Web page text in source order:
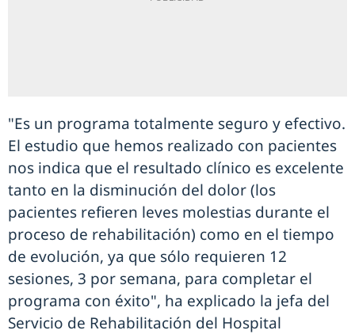
"Es un programa totalmente seguro y efectivo.
El estudio que hemos realizado con pacientes
nos indica que el resultado clínico es excelente
tanto en la disminución del dolor (los
pacientes refieren leves molestias durante el
proceso de rehabilitación) como en el tiempo
de evolución, ya que sólo requieren 12
sesiones, 3 por semana, para completar el
programa con éxito", ha explicado la jefa del
Servicio de Rehabilitación del Hospital